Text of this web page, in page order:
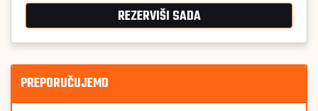
REZERVIŠI SADA
PREPORUČUJEMO